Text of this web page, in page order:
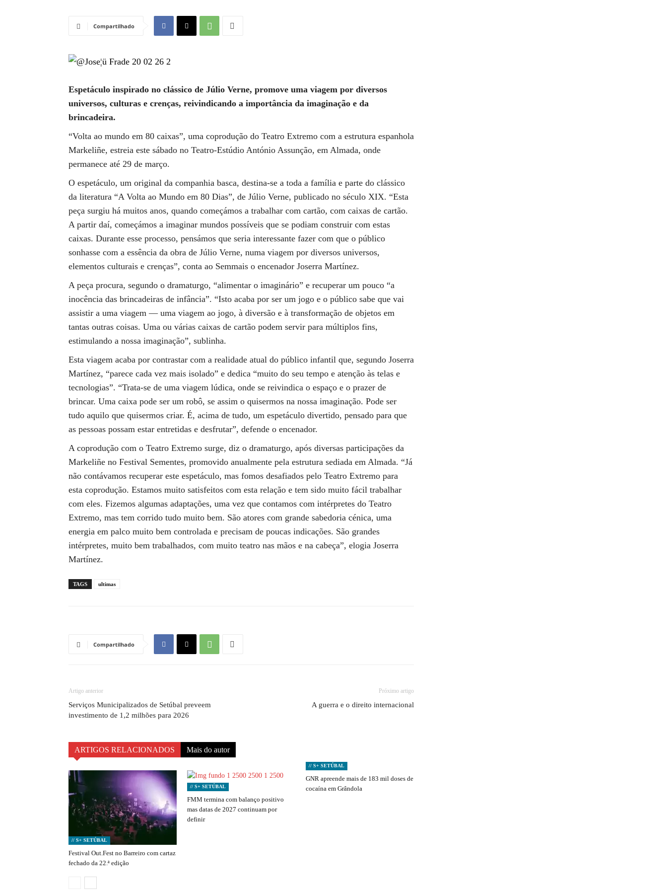
Compartilhado
Espetáculo inspirado no clássico de Júlio Verne, promove uma viagem por diversos
universos, culturas e crenças, reivindicando a importância da imaginação e da
brincadeira.
“Volta ao mundo em 80 caixas”, uma coprodução do Teatro Extremo com a estrutura espanhola
Markeliñe, estreia este sábado no Teatro-Estúdio António Assunção, em Almada, onde
permanece até 29 de março.
O espetáculo, um original da companhia basca, destina-se a toda a família e parte do clássico
da literatura “A Volta ao Mundo em 80 Dias”, de Júlio Verne, publicado no século XIX. “Esta
peça surgiu há muitos anos, quando começámos a trabalhar com cartão, com caixas de cartão.
A partir daí, começámos a imaginar mundos possíveis que se podiam construir com estas
caixas. Durante esse processo, pensámos que seria interessante fazer com que o público
sonhasse com a essência da obra de Júlio Verne, numa viagem por diversos universos,
elementos culturais e crenças”, conta ao Semmais o encenador Joserra Martínez.
A peça procura, segundo o dramaturgo, “alimentar o imaginário” e recuperar um pouco “a
inocência das brincadeiras de infância”. “Isto acaba por ser um jogo e o público sabe que vai
assistir a uma viagem — uma viagem ao jogo, à diversão e à transformação de objetos em
tantas outras coisas. Uma ou várias caixas de cartão podem servir para múltiplos fins,
estimulando a nossa imaginação”, sublinha.
Esta viagem acaba por contrastar com a realidade atual do público infantil que, segundo Joserra
Martínez, “parece cada vez mais isolado” e dedica “muito do seu tempo e atenção às telas e
tecnologias”. “Trata-se de uma viagem lúdica, onde se reivindica o espaço e o prazer de
brincar. Uma caixa pode ser um robô, se assim o quisermos na nossa imaginação. Pode ser
tudo aquilo que quisermos criar. É, acima de tudo, um espetáculo divertido, pensado para que
as pessoas possam estar entretidas e desfrutar”, defende o encenador.
A coprodução com o Teatro Extremo surge, diz o dramaturgo, após diversas participações da
Markeliñe no Festival Sementes, promovido anualmente pela estrutura sediada em Almada. “Já
não contávamos recuperar este espetáculo, mas fomos desafiados pelo Teatro Extremo para
esta coprodução. Estamos muito satisfeitos com esta relação e tem sido muito fácil trabalhar
com eles. Fizemos algumas adaptações, uma vez que contamos com intérpretes do Teatro
Extremo, mas tem corrido tudo muito bem. São atores com grande sabedoria cénica, uma
energia em palco muito bem controlada e precisam de poucas indicações. São grandes
intérpretes, muito bem trabalhados, com muito teatro nas mãos e na cabeça”, elogia Joserra
Martínez.
TAGS ultimas
Compartilhado
Artigo anterior
Serviços Municipalizados de Setúbal preveem
investimento de 1,2 milhões para 2026
Próximo artigo
A guerra e o direito internacional
ARTIGOS RELACIONADOS Mais do autor
// S+ SETÚBAL
Festival Out.Fest no Barreiro com cartaz
fechado da 22.ª edição
// S+ SETÚBAL
FMM termina com balanço positivo
mas datas de 2027 continuam por
definir
// S+ SETÚBAL
GNR apreende mais de 183 mil doses de
cocaína em Grândola